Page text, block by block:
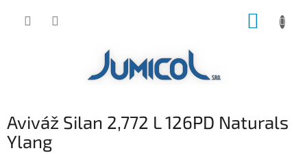
Aviváž Silan 2,772 L 126PD Naturals
Ylang